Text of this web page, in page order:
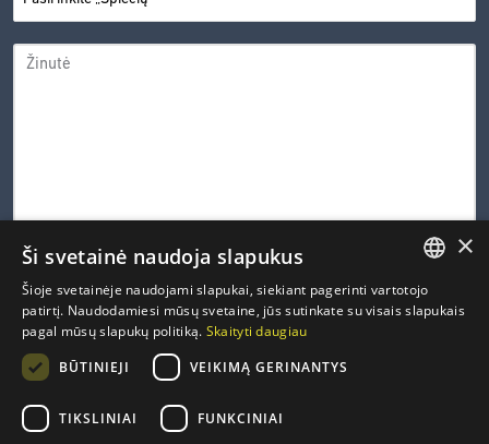
„SPIEČIŲ“*
ŽINUTĖ
0 iš 600 leistinų simbolių
CAPTCHA
PRIVATUMO
POLITIKA
politika .*
LITHUANIAN
×
Ši svetainė naudoja slapukus
Šioje svetainėje naudojami slapukai, siekiant pagerinti vartotojo
patirtį. Naudodamiesi mūsų svetaine, jūs sutinkate su visais slapukais
pagal mūsų slapukų politiką. Skaityti daugiau
BŪTINIEJI
VEIKIMĄ GERINANTYS
TIKSLINIAI FUNKCINIAI